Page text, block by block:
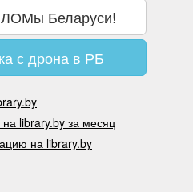
ЛОМы Беларуси!
с дрона в РБ
library.by за месяц
на library.by